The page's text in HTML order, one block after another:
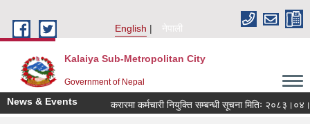
English
नेपाली
Kalaiya Sub-Metropolitan City
Government of Nepal
News & Events करारमा कर्मचारी नियुक्ति सम्बन्धी सूचना मितिः